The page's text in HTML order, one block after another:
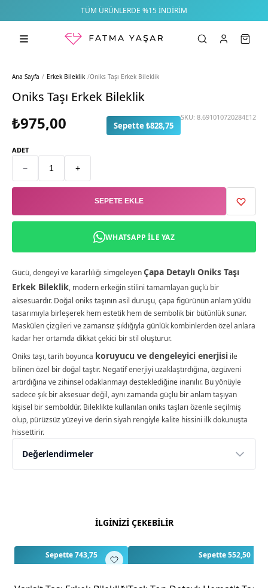
TÜM ÜRÜNLERDE %15 İNDIRIM
Ana Sayfa / Erkek Bileklik /Oniks Taşı Erkek Bileklik
Oniks Taşı Erkek Bileklik
₺975,00 Sepette ₺828,75
SKU: 8.691010720284E12
ADET
− +
SEPETE EKLE
WHATSAPP ILE YAZ
Gücü, dengeyi ve kararlılığı simgeleyenÇapa Detaylı Oniks Taşı
Erkek Bileklik, modern erkeğin stilini tamamlayan güçlü bir
aksesuardır. Doğal oniks taşının asil duruşu, çapa figürünün anlam yüklü
tasarımıyla birleşerek hem estetik hem de sembolik bir bütünlük sunar.
Maskülen çizgileri ve zamansız şıklığıyla günlük kombinlerden özel anlara
kadar her ortamda dikkat çekici bir stil oluşturur.
Oniks taşı, tarih boyunca koruyucu ve dengeleyici enerjisi ile
bilinen özel bir doğal taştır. Negatif enerjiyi uzaklaştırdığına, özgüveni
artırdığına ve zihinsel odaklanmayı desteklediğine inanılır. Bu yönüyle
sadece şık bir aksesuar değil, aynı zamanda güçlü bir anlam taşıyan
kişisel bir semboldür. Bileklikte kullanılan oniks taşları özenle seçilmiş
olup, pürüzsüz yüzeyi ve derin siyah rengiyle kalite hissini ilk dokunuşta
hissettirir.
Değerlendirmeler
Bu ürün için henüz değerlendirme yapılmamış.
İLGİNİZİ ÇEKEBİLİR
Sepette 743,75 Sepette 552,50